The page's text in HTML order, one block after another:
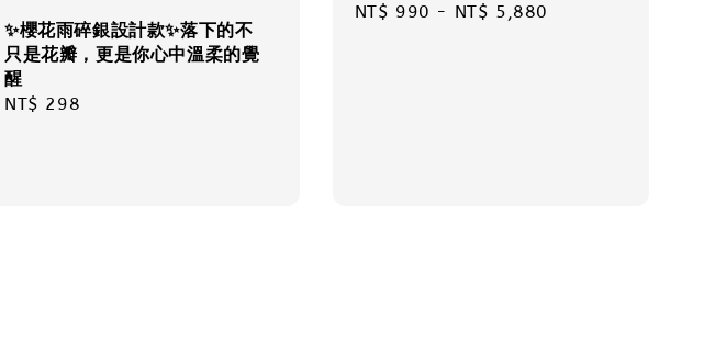
✨櫻花雨碎銀設計款✨落下的不
只是花瓣，更是你心中溫柔的覺
醒
Regular
NT$ 298
Regular
NT$ 990 - NT$ 5,880